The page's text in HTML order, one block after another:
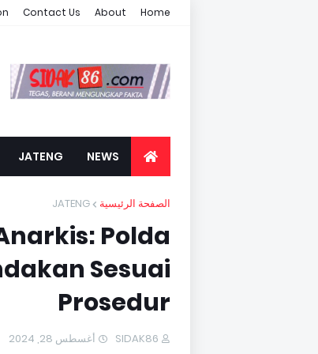
Home
About
Contact Us
NEWS
JATENG
الصفحة الرئيسية JATENG
Polda
Sesuai
Prosedur
SIDAK86 أغسطس 28, 2024